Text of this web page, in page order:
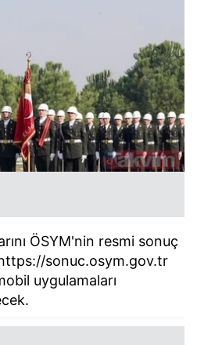
ÖSYM'nin resmi sonuç
sonuc.osym.gov.tr
uygulamaları